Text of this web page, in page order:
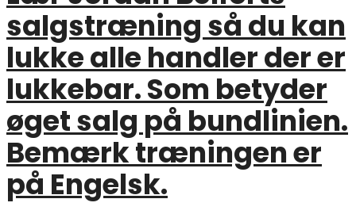
salgstræning så du kan
lukke alle handler der er
lukkebar. Som betyder
øget salg på bundlinien.
Bemærk træningen er
på Engelsk.